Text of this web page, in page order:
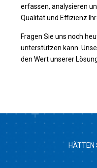
erfassen, analysieren
Qualität und Effizienz
Fragen Sie uns noch
unterstützen kann.
den Wert unserer
HÄTTEN